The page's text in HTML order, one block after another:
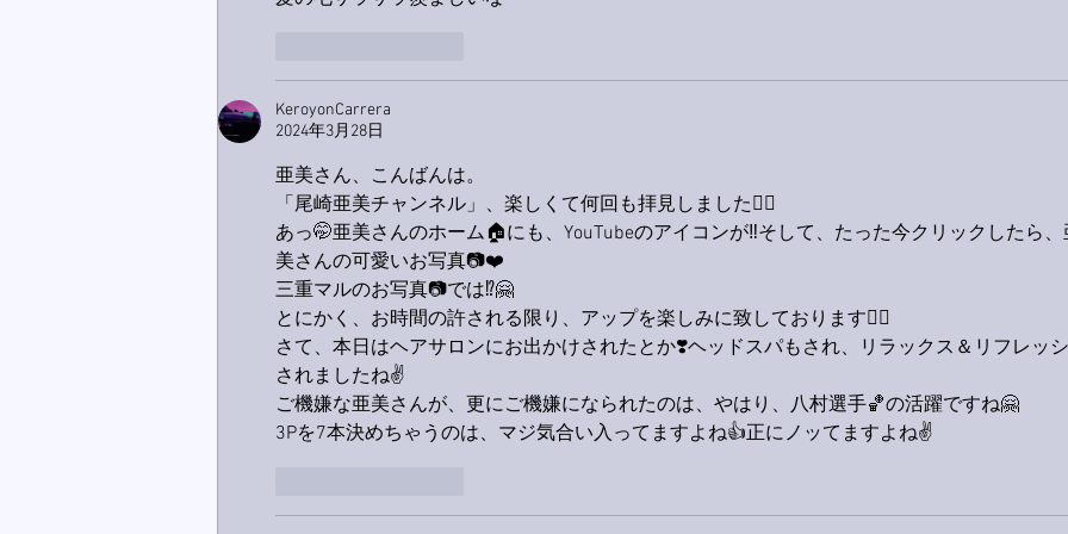
KeroyonCarrera
2024年3月28日
亜美さん、こんばんは。
「尾崎亜美チャンネル」、楽しくて何回も拝見しました🙋‍♂️
あっ🤭亜美さんのホーム🏠にも、YouTubeのアイコンが‼️そして、たった今クリックしたら、
美さんの可愛いお写真📷❤️
三重マルのお写真📷では⁉️🤗
とにかく、お時間の許される限り、アップを楽しみに致しております🙋‍♂️
さて、本日はヘアサロンにお出かけされたとか❣️ヘッドスパもされ、リラックス＆リフレッ
されましたね✌️
ご機嫌な亜美さんが、更にご機嫌になられたのは、やはり、八村選手🏀の活躍ですね🤗
3Pを7本決めちゃうのは、マジ気合い入ってますよね👍正にノッてますよね✌️